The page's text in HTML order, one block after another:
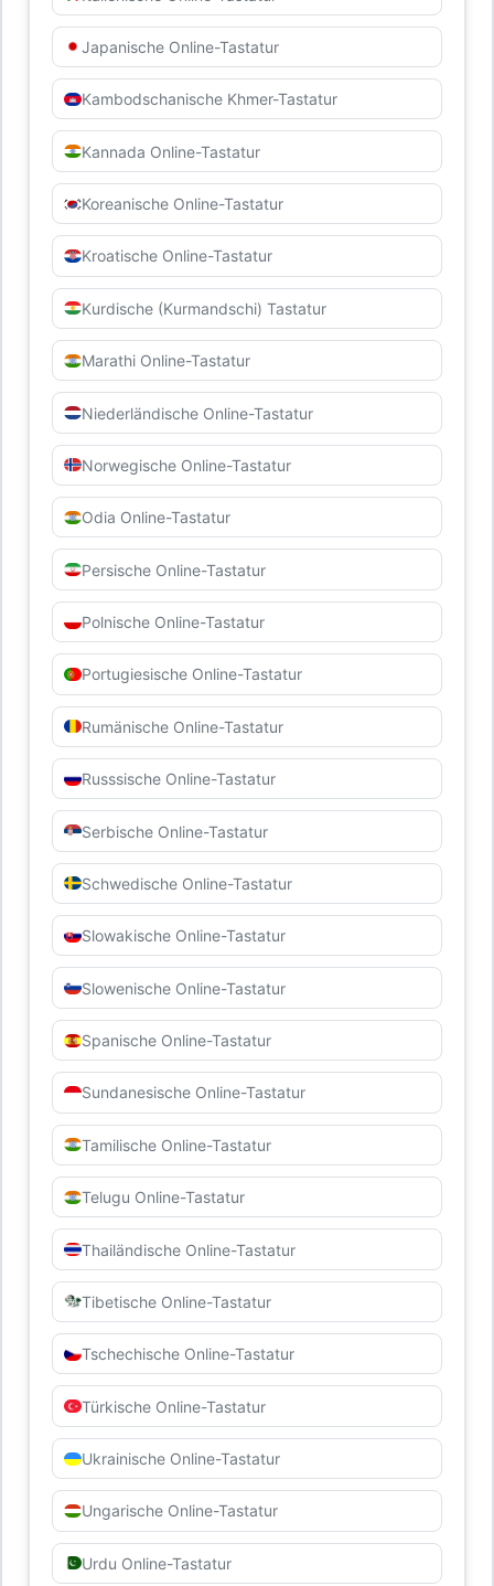
Japanische Online-Tastatur
Kambodschanische Khmer-Tastatur
Kannada Online-Tastatur
Koreanische Online-Tastatur
Kroatische Online-Tastatur
Kurdische (Kurmandschi) Tastatur
Marathi Online-Tastatur
Niederländische Online-Tastatur
Norwegische Online-Tastatur
Odia Online-Tastatur
Persische Online-Tastatur
Polnische Online-Tastatur
Portugiesische Online-Tastatur
Rumänische Online-Tastatur
Russsische Online-Tastatur
Serbische Online-Tastatur
Schwedische Online-Tastatur
Slowakische Online-Tastatur
Slowenische Online-Tastatur
Spanische Online-Tastatur
Sundanesische Online-Tastatur
Tamilische Online-Tastatur
Telugu Online-Tastatur
Thailändische Online-Tastatur
Tibetische Online-Tastatur
Tschechische Online-Tastatur
Türkische Online-Tastatur
Ukrainische Online-Tastatur
Ungarische Online-Tastatur
Urdu Online-Tastatur